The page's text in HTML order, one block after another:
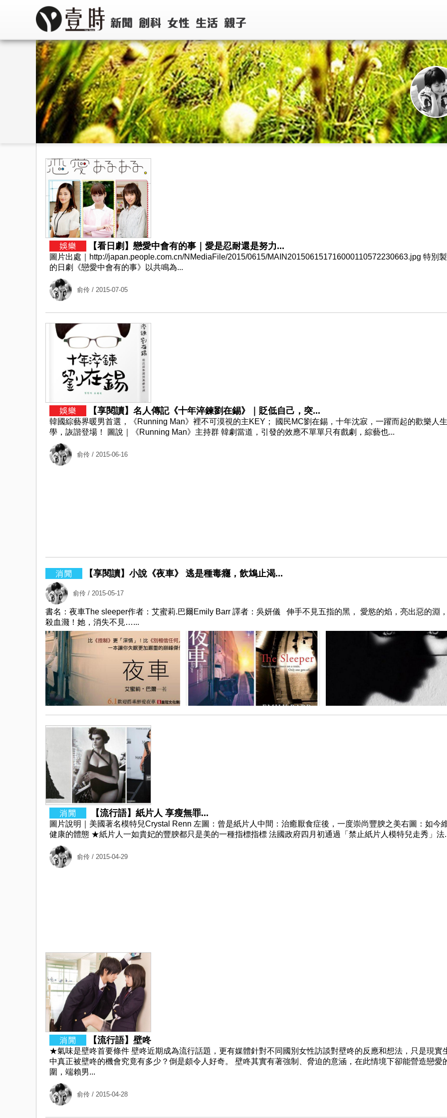
【看日劇】戀愛中會有的事｜愛是忍耐還是努力...
圖片出處｜http://japan.people.com.cn/NMediaFile/2015/0615/MAIN201506151716000110572230663.jpg 特別
的日劇《戀愛中會有的事》以共鳴為...
俞伶 / 2015-07-05
【享閱讀】名人傳記《十年淬鍊劉在錫》｜貶低自己，突...
韓國綜藝界暖男首選，《Running Man》裡不可漠視的主KEY； 國民MC劉在錫，十年沈寂，一躍而起的歡樂人
學，詼諧登場！ 圖說｜《Running Man》主持群 韓劇當道，引發的效應不單單只有戲劇，綜藝也...
俞伶 / 2015-06-16
【享閱讀】小說《夜車》 逃是種毒癮，飲鴆止渴...
俞伶 / 2015-05-17
書名：夜車The sleeper作者：艾蜜莉.巴爾Emily Barr 譯者：吳妍儀 伸手不見五指的黑， 愛慾的焰，亮出惡的淵
殺血濺！她，消失不見…...
【流行語】紙片人 享瘦無罪...
圖片說明｜美國著名模特兒Crystal Renn 左圖：曾是紙片人中間：治癒厭食症後，一度崇尚豐腴之美右圖：如今
健康的體態 ★紙片人一如貴妃的豐腴都只是美的一種指標指標 法國政府四月初通過「禁止紙片人模特兒走秀」法
俞伶 / 2015-04-29
【流行語】壁咚
★氣味是壁咚首要條件 壁咚近期成為流行話題，更有媒體針對不同國別女性訪談對壁咚的反應和想法，只是現實
中真正被壁咚的機會究竟有多少？倒是頗令人好奇。 壁咚其實有著強制、脅迫的意涵，在此情境下卻能營造戀愛
圍，端賴男...
俞伶 / 2015-04-28